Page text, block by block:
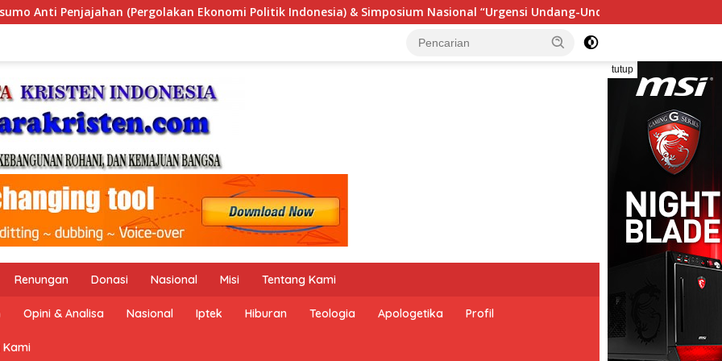
& Simposium Nasional “Urgensi Undang-Undang Perekonomian Nasional dan Kesejahteraan Sosial dalam
tutup
Renungan Donasi Nasional Misi Tentang Kami
Opini & Analisa Nasional Iptek Hiburan Teologia Apologetika Profil
Kami